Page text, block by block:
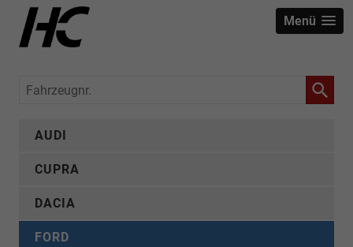
Menü
Fahrzeugnr.
AUDI
CUPRA
DACIA
FORD